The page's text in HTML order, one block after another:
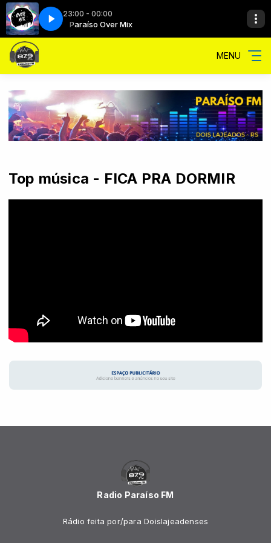
23:00 - 00:00
Paraíso Over Mix
MENU
Top música - FICA PRA DORMIR
Radio Paraíso FM
Rádio feita por/para Doislajeadenses